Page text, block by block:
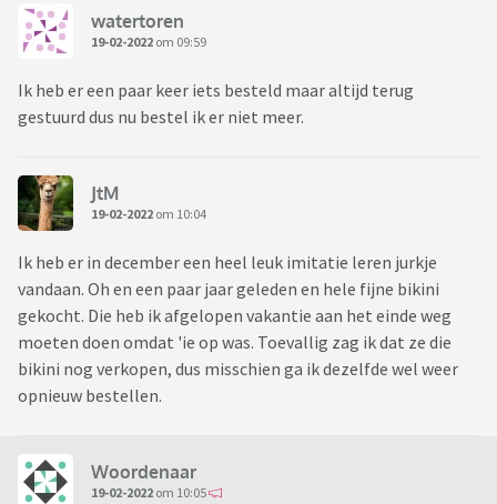
watertoren
19-02-2022 om 09:59
Ik heb er een paar keer iets besteld maar altijd terug
gestuurd dus nu bestel ik er niet meer.
JtM
19-02-2022 om 10:04
Ik heb er in december een heel leuk imitatie leren jurkje
vandaan. Oh en een paar jaar geleden en hele fijne bikini
gekocht. Die heb ik afgelopen vakantie aan het einde weg
moeten doen omdat 'ie op was. Toevallig zag ik dat ze die
bikini nog verkopen, dus misschien ga ik dezelfde wel weer
opnieuw bestellen.
Woordenaar
19-02-2022 om 10:05